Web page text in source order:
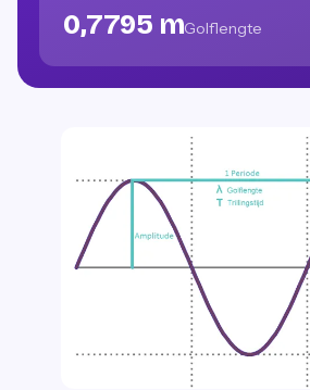
0,7795 mGolflengte